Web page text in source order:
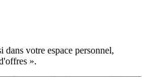
dans votre espace personnel,
».